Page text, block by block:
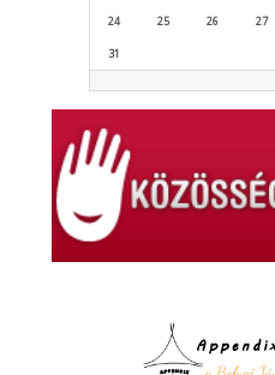
24 25 26 27
31